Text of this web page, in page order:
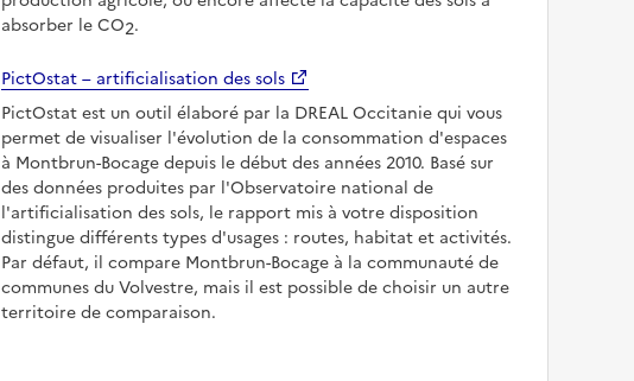
absorber le CO2.
PictOstat – artificialisation des sols
PictOstat est un outil élaboré par la DREAL Occitanie qui vous
permet de visualiser l'évolution de la consommation d'espaces
à Montbrun-Bocage depuis le début des années 2010. Basé sur
des données produites par l'Observatoire national de
l'artificialisation des sols, le rapport mis à votre disposition
distingue différents types d'usages : routes, habitat et activités.
Par défaut, il compare Montbrun-Bocage à la communauté de
communes du Volvestre, mais il est possible de choisir un autre
territoire de comparaison.